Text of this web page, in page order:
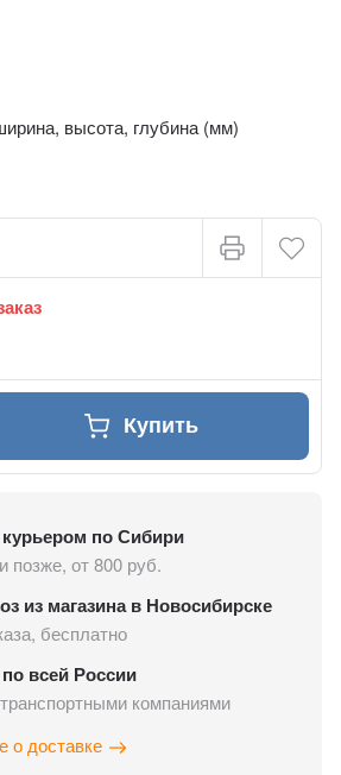
высота, глубина (мм)
Купить
курьером по Сибири
позже, от 800 руб.
из магазина в Новосибирске
бесплатно
всей России
компаниями
о доставке